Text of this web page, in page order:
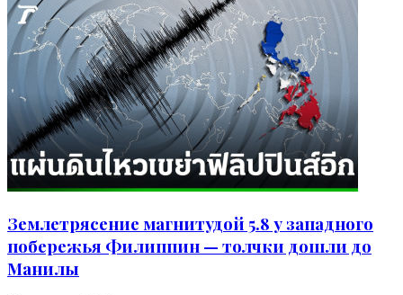
Землетрясение магнитудой 5.8 у западного
побережья Филиппин — толчки дошли до
Манилы